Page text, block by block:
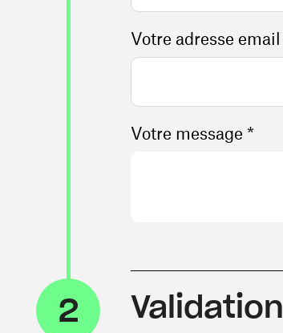
Votre message *
2 Validation